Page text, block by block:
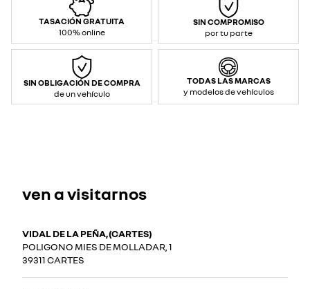
TASACIÓN GRATUITA
100% online
SIN COMPROMISO
por tu parte
SIN OBLIGACIÓN DE COMPRA
de un vehículo
TODAS LAS MARCAS
y modelos de vehículos
ven a visitarnos
VIDAL DE LA PEÑA,(CARTES)
POLIGONO MIES DE MOLLADAR, 1
39311 CARTES